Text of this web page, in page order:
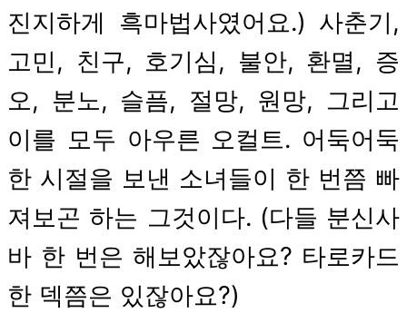
진지하게 흑마법사였어요.) 사춘기,
고민, 친구, 호기심, 불안, 환멸, 증
오, 분노, 슬픔, 절망, 원망, 그리고
이를 모두 아우른 오컬트. 어둑어둑
한 시절을 보낸 소녀들이 한 번쯤 빠
져보곤 하는 그것이다. (다들 분신사
바 한 번은 해보았잖아요? 타로카드
한 덱쯤은 있잖아요?)